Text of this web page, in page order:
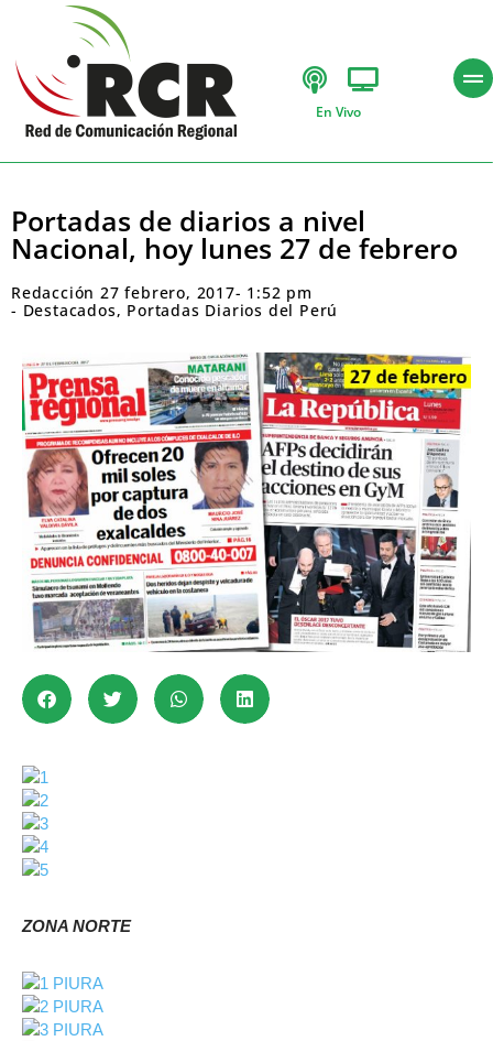
En Vivo
Portadas de diarios a nivel
Nacional, hoy lunes 27 de febrero
Redacción 27 febrero, 2017- 1:52 pm
- Destacados, Portadas Diarios del Perú
ZONA NORTE